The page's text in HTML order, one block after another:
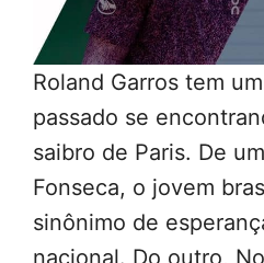
Roland Garros tem
passado se
saibro de Paris. De
Fonseca, o jovem
sinônimo de